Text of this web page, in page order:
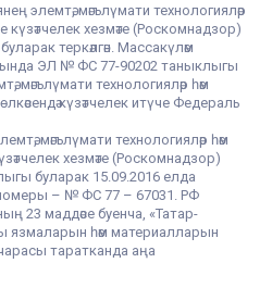
элемтә, мәгълүмати технологияләр
күзәтчелек хезмәте (Роскомнадзор)
теркәлгән. Массакүләм
ЭЛ № ФС 77-90202 таныклыгы
мәгълүмати технологияләр һәм
күзәтчелек итүче Федераль
мәгълүмати технологияләр һәм
хезмәте (Роскомнадзор)
буларак 15.09.2016 елда
номеры – № ФС 77 – 67031. РФ
23 маддәсе буенча, «Татар-
язмаларын һәм материалларын
таратканда аңа